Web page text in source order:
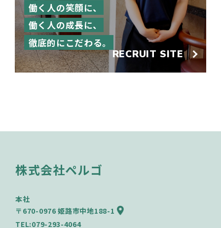
働く人の笑顔に、
働く人の成長に、
徹底的にこだわる。
RECRUIT SITE
株式会社ペルゴ
本社
〒670-0976 姫路市中地188-1
TEL:079-293-4064